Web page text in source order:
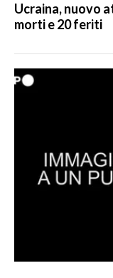
Ucraina, nuovo
morti e 20 feriti